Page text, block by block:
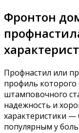
Фронтон
Профнастил или
профиль которого
штамповочного
надежность и
характеристики —
популярным у